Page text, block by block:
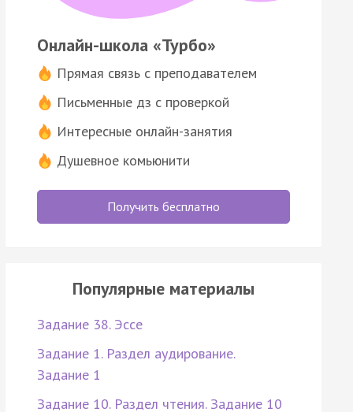
Онлайн-школа «Турбо»
Прямая связь с преподавателем
Письменные дз с проверкой
Интересные онлайн-занятия
Душевное комьюнити
Получить бесплатно
Популярные материалы
Задание 38. Эссе
Задание 1. Раздел аудирование.
Задание 1
Задание 10. Раздел чтения. Задание 10